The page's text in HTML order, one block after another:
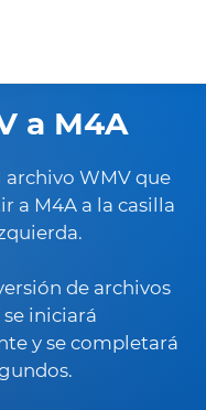
a M4A
archivo WMV que
a M4A a la casilla
de archivos
iniciará
y se completará